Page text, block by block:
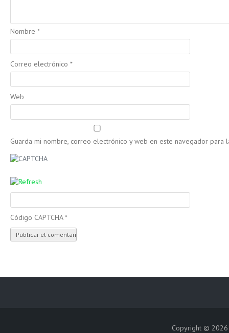
Nombre *
Correo electrónico *
Web
Guarda mi nombre, correo electrónico y web en este navegador para
Código CAPTCHA*
Copyright ©